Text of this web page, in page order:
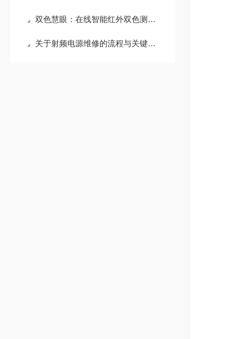
双色慧眼：在线智能红外双色测温仪的工业革新之路
关于射频电源维修的流程与关键步骤介绍